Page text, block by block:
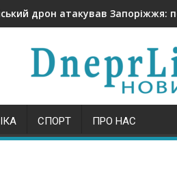
дрон атакував Запоріжжя:
СПОРТ ПРО НАС